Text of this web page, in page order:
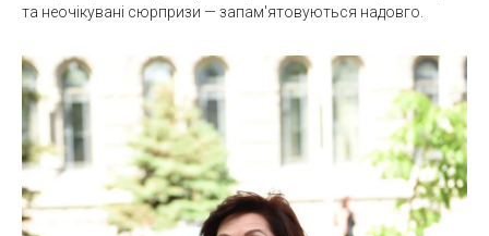
та неочікувані сюрпризи — запам'ятовуються надовго.